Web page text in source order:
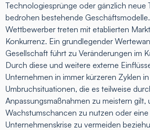
Technologiesprünge oder gänzlich neue
bedrohen bestehende
Wettbewerber treten mit etablierten
Konkurrenz. Ein grundlegender
Gesellschaft führt zu Veränderungen im
Durch diese und weitere externe
Unternehmen in immer kürzeren Zyklen in
Umbruchsituationen, die es teilweise
Anpassungsmaßnahmen zu meistern gilt,
Wachstumschancen zu nutzen oder eine
Unternehmenskrise zu vermeiden